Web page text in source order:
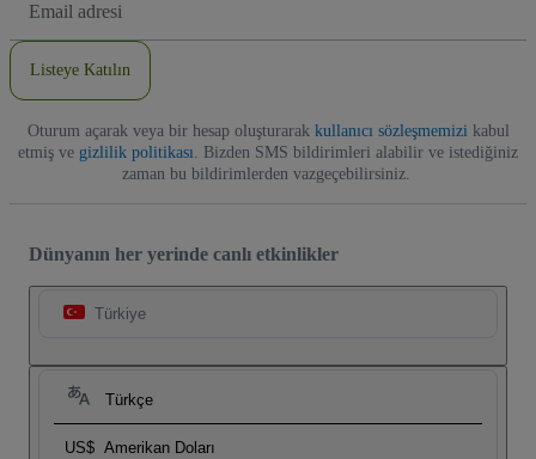
posta
Listeye Katılın
Oturum açarak veya bir hesap oluşturarak kullanıcı sözleşmemizikabul
etmiş ve gizlilik politikası. Bizden SMS bildirimleri alabilir ve istediğiniz
zaman bu bildirimlerden vazgeçebilirsiniz.
Dünyanın her yerinde canlı etkinlikler
Türkiye
Türkçe
US$ Amerikan Doları